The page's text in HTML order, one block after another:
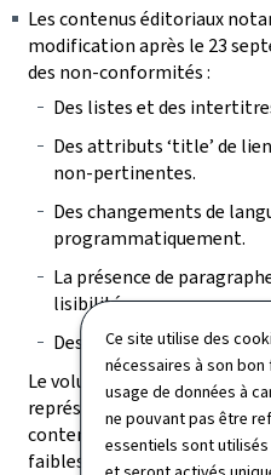
Ce site utilise des
nécessaires à son
usage de données à
ne pouvant pas être
essentiels sont
Les contenus éditoriaux
modification après le 23
des non-conformités :
Des listes et des
Des attributs ‘title’ de
non-pertinentes.
Des changements de
programmatiquement.
La présence de
lisibilité.
Des tableaux
Le volume des pages à
représente une charge de
contenus, il a été vérifié que,
faiblesses de structuration,